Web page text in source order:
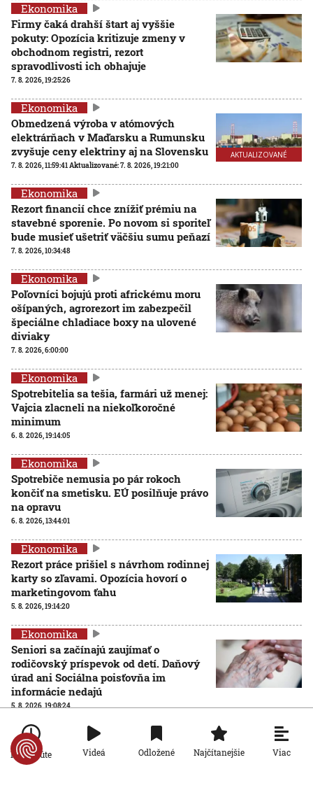
Ekonomika
Firmy čaká drahší štart aj vyššie
pokuty: Opozícia kritizuje zmeny v
obchodnom registri, rezort
spravodlivosti ich obhajuje
7. 8. 2026, 19:25:26
AKTUALIZOVANÉ
Ekonomika
Obmedzená výroba v atómových
elektrárňach v Maďarsku a Rumunsku
zvyšuje ceny elektriny aj na Slovensku
7. 8. 2026, 11:59:41 Aktualizované:7. 8. 2026, 19:21:00
Ekonomika
Rezort financií chce znížiť prémiu na
stavebné sporenie. Po novom si sporiteľ
bude musieť ušetriť väčšiu sumu peňazí
7. 8. 2026, 10:34:48
Ekonomika
Poľovníci bojujú proti africkému moru
ošípaných, agrorezort im zabezpečil
špeciálne chladiace boxy na ulovené
diviaky
7. 8. 2026, 6:00:00
Ekonomika
Spotrebitelia sa tešia, farmári už menej:
Vajcia zlacneli na niekoľkoročné
minimum
6. 8. 2026, 19:14:05
Ekonomika
Spotrebiče nemusia po pár rokoch
končiť na smetisku. EÚ posilňuje právo
na opravu
6. 8. 2026, 13:44:01
Ekonomika
Rezort práce prišiel s návrhom rodinnej
karty so zľavami. Opozícia hovorí o
marketingovom ťahu
5. 8. 2026, 19:14:20
Ekonomika
Seniori sa začínajú zaujímať o
rodičovský príspevok od detí. Daňový
úrad ani Sociálna poisťovňa im
informácie nedajú
5. 8. 2026, 19:08:24
Ekonomika
Na Slovensku zarastá 300-tisíc hektárov pôdy.
Farmárom by mohla pomôcť zvládnuť sucho či vrátiť do
Po minúte Videá Odložené Najčítanejšie Viac